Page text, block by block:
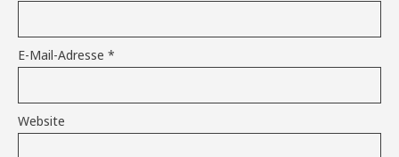
E-Mail-Adresse *
Website